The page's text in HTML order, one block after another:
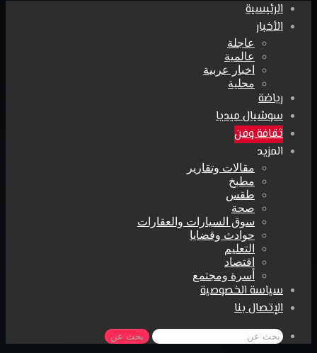
الرئيسية
الأخبار
عاجلة
عالمية
اخبار عربية
محلية
رياضة
سوشيال ميديا
ثقافة وفن
المزيد
مقالات وتقارير
مطبخ
طقس
صحة
سوق السيارات والعقارات
حوادث وقضايا
التعليم
اقتصاد
أسرة ومجتمع
سياسة الخصوصية
الإتصال بنا
بحث عن